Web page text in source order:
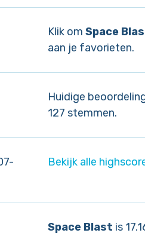
Klik om Space
aan je favorieten.
Huidige
127 stemmen.
Bekijk alle
Space Blast is